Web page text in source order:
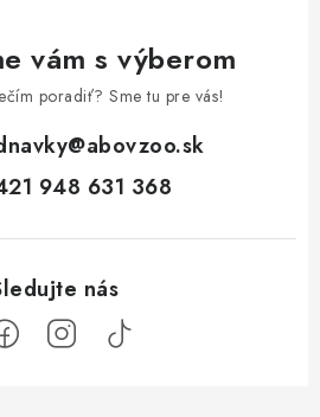
vám s výberom
poradiť? Sme tu pre vás!
@abovzoo.sk
948 631 368